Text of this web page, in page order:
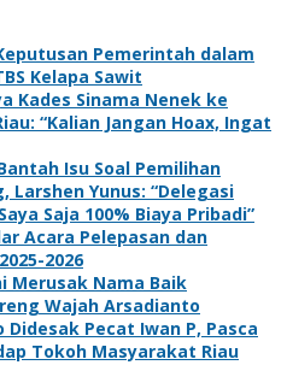
Pemerintah dalam
Kelapa Sawit
Kades Sinama Nenek ke
“Kalian Jangan Hoax, Ingat
Isu Soal Pemilihan
Larshen Yunus: “Delegasi
Saja 100% Biaya Pribadi”
Acara Pelepasan dan
2026
Merusak Nama Baik
Wajah Arsadianto
Didesak Pecat Iwan P, Pasca
Tokoh Masyarakat Riau